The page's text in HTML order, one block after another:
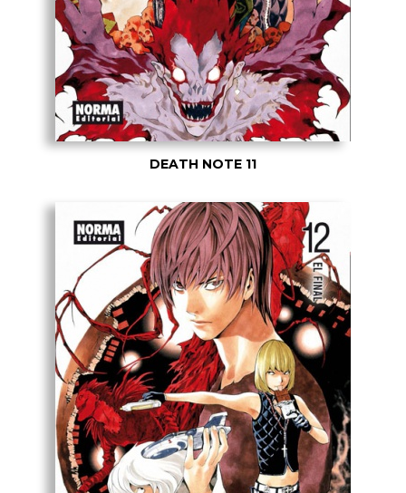
DEATH NOTE 11